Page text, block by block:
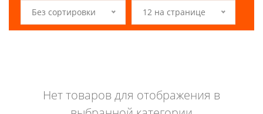
Без сортировки 12 на странице
Нет товаров для отображения в